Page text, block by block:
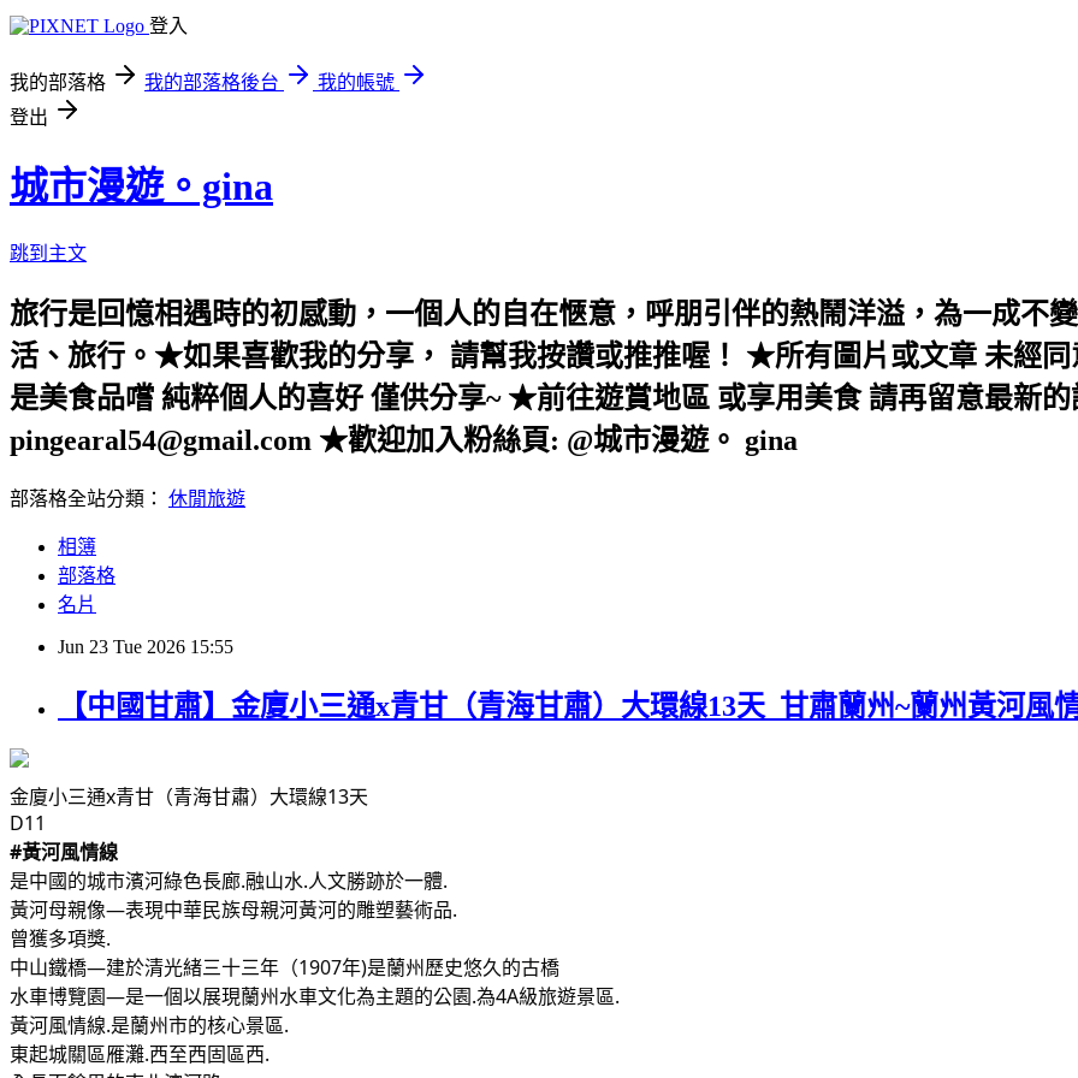
登入
我的部落格 我的部落格後台
我的帳號
登出
城市漫遊。gina
跳到主文
旅行是回憶相遇時的初感動，一個人的自在愜意，呼朋引伴的熱鬧洋溢，為一成不
活、旅行。★如果喜歡我的分享， 請幫我按讚或推推喔！ ★所有圖片或文章 未經
是美食品嚐 純粹個人的喜好 僅供分享~ ★前往遊賞地區 或享用美食 請再留意最新
pingearal54@gmail.com ★歡迎加入粉絲頁: @城市漫遊。 gina
部落格全站分類： 休閒旅遊
相簿
部落格
名片
Jun 23 Tue 2026 15:55
【中國甘肅】金廈小三通x青甘（青海甘肅）大環線13天_甘肅蘭州~蘭州黃河風
金廈小三通x青甘（青海甘肅）大環線13天
D11
#黃河風情線
是中國的城市濱河綠色長廊.融山水.人文勝跡於一體.
黃河母親像—表現中華民族母親河黃河的雕塑藝術品.
曾獲多項獎.
中山鐵橋—建於清光緒三十三年（1907年)是蘭州歷史悠久的古橋
水車博覽園—是一個以展現蘭州水車文化為主題的公園.為4A級旅遊景區.
黃河風情線.是蘭州市的核心景區.
東起城關區雁灘.西至西固區西.